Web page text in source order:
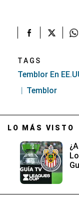
TAGS
Temblor En
Temblor
LO MÁS VISTO